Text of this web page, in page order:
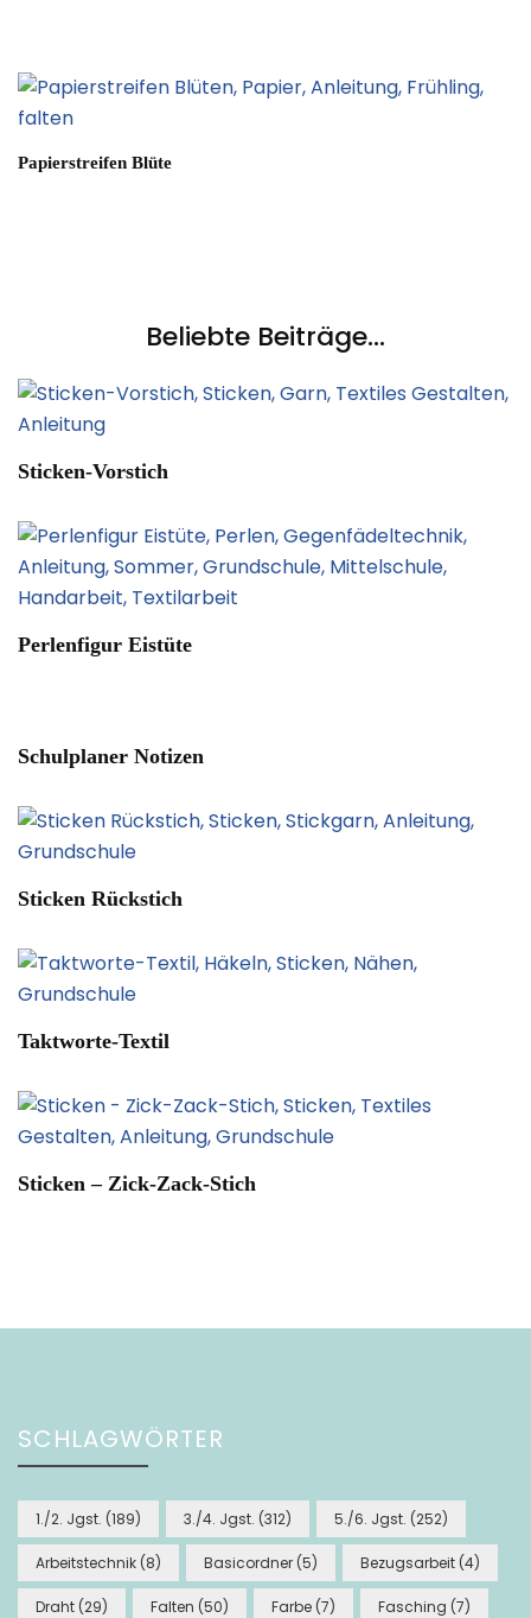
Papierstreifen Blüte
Beliebte Beiträge...
Sticken-Vorstich
Perlenfigur Eistüte
Schulplaner Notizen
Sticken Rückstich
Taktworte-Textil
Sticken – Zick-Zack-Stich
SCHLAGWÖRTER
1./2. Jgst. (189) 3./4. Jgst. (312) 5./6. Jgst. (252)
Arbeitstechnik (8) Basicordner (5) Bezugsarbeit (4)
Draht (29) Falten (50) Farbe (7) Fasching (7)